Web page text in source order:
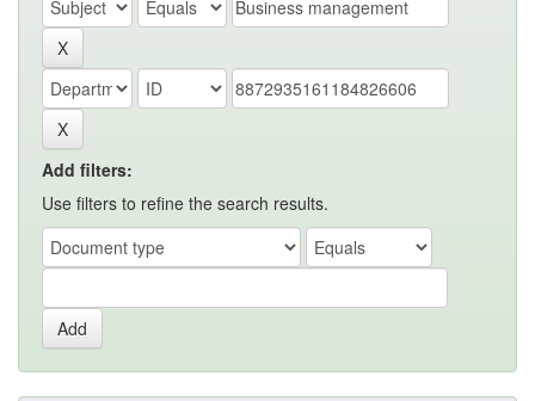
Add filters:
Use filters to refine the search results.